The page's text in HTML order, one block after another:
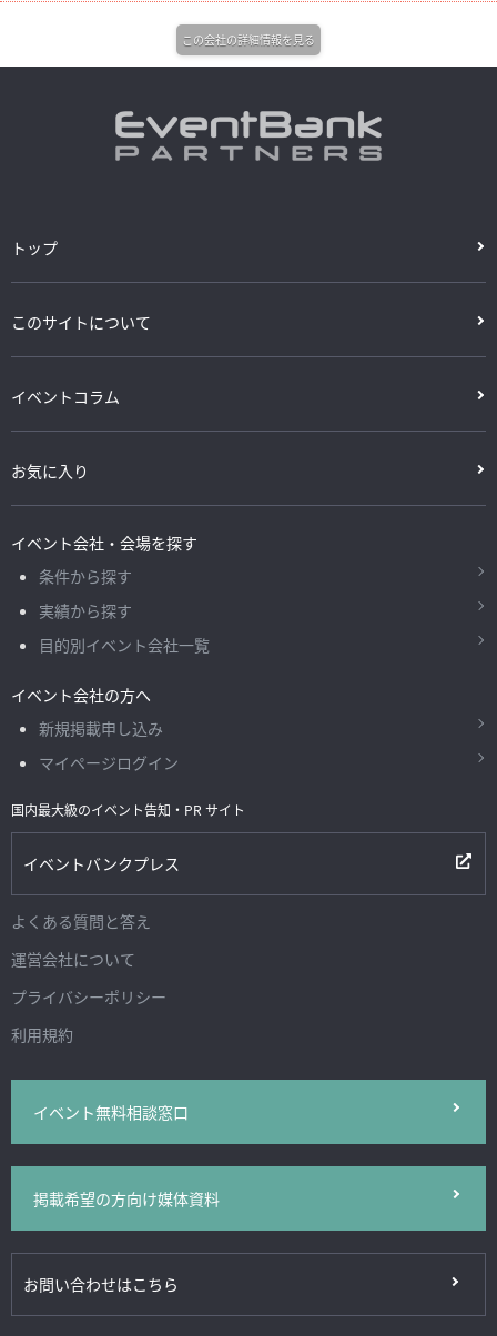
この会社の詳細情報を見る
トップ
このサイトについて
イベントコラム
お気に入り
イベント会社・会場を探す
条件から探す
実績から探す
目的別イベント会社一覧
イベント会社の方へ
新規掲載申し込み
マイページログイン
国内最大級のイベント告知・PR サイト
イベントバンクプレス
よくある質問と答え
運営会社について
プライバシーポリシー
利用規約
イベント無料相談窓口
掲載希望の方向け媒体資料
お問い合わせはこちら